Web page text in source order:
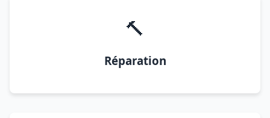
🔨
Réparation